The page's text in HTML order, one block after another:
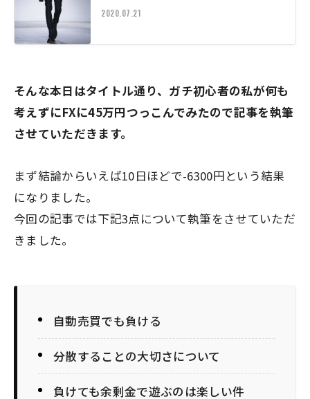
2020.07.21
そんな本日はタイトル通り、ガチ初心者の私が何も
考えずにFXに45万円つっこんでみたので記事を執筆
させていただきます。
まず結論からいえば10日ほどで-6300円という結果
になりました。
今回の記事では下記3点について執筆をさせていただ
きました。
自動売買でも負ける
分散することの大切さについて
負けても余剰金で遊ぶのは楽しい件